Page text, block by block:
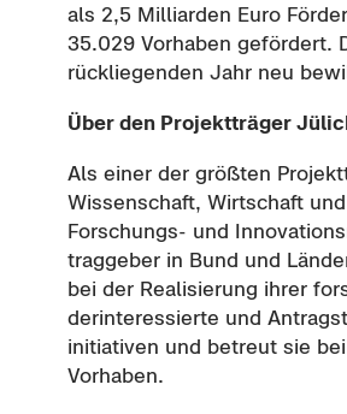
als 2,5 Mil­li­ar­den Euro
35.029 Vor­ha­ben ge­för­dert.
rück­lie­gen­den Jahr neu
Über den Pro­jekt­trä­ger
Als einer der größ­ten
Wis­sen­schaft, Wirt­schaft
Forschungs-​ und
trag­ge­ber in Bund und
bei der Rea­li­sie­rung ihrer
der­in­ter­es­sier­te und
initia­ti­ven und be­treut sie
Vor­ha­ben.